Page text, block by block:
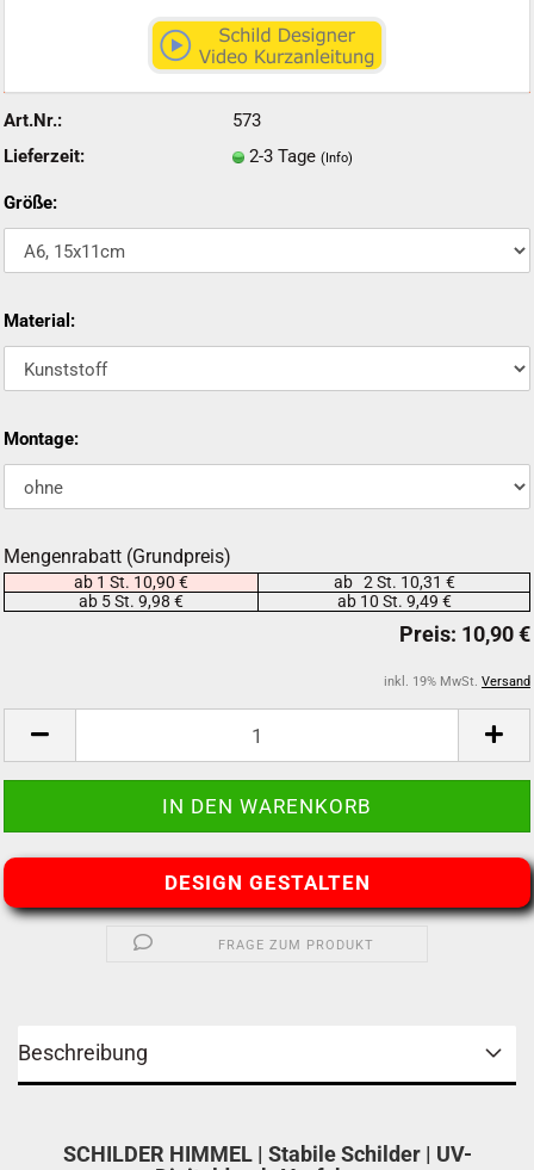
Art.Nr.:
573
Lieferzeit:
2-3 Tage (Info)
Größe:
Material:
Montage:
Mengenrabatt (Grundpreis)
ab 1 St. 10,90 €
ab 2 St. 10,31 €
ab 5 St. 9,98 €
ab 10 St. 9,49 €
inkl. 19% MwSt. Versand
DESIGN GESTALTEN
FRAGE ZUM PRODUKT
Beschreibung
SCHILDER HIMMEL | Stabile Schilder | UV-